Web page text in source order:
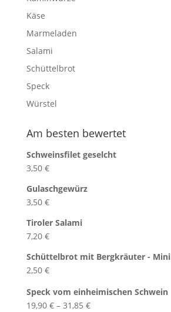
Käse
Marmeladen
Salami
Schüttelbrot
Speck
Würstel
Am besten bewertet
Schweinsfilet geselcht
3,50 €
Gulaschgewürz
3,50 €
Tiroler Salami
7,20 €
Schüttelbrot mit Bergkräuter - Mini
2,50 €
Speck vom einheimischen Schwein
19,90 € – 31,85 €Preisspanne: